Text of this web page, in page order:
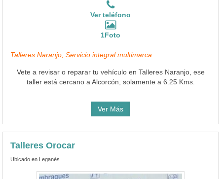
Ver teléfono
1Foto
Talleres Naranjo, Servicio integral multimarca
Vete a revisar o reparar tu vehículo en Talleres Naranjo, ese
taller está cercano a Alcorcón, solamente a 6.25 Kms.
Ver Más
Talleres Orocar
Ubicado en Leganés